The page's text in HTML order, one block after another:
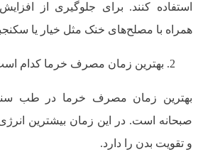
استفاده کنند. برای جلوگیری از
همراه با مصلح‌های خنک مثل خیار یا
بهترین زمان مصرف خرما کدام
بهترین زمان مصرف خرما در طب
صبحانه است. در این زمان بیشترین
و تقویت بدن را دارد.